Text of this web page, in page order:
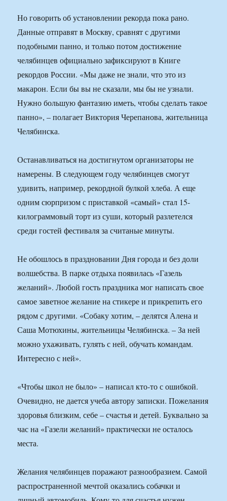
Но говорить об установлении рекорда пока рано.
Данные отправят в Москву, сравнят с другими
подобными панно, и только потом достижение
челябинцев официально зафиксируют в Книге
рекордов России. «Мы даже не знали, что это из
макарон. Если бы вы не сказали, мы бы не узнали.
Нужно большую фантазию иметь, чтобы сделать такое
панно», – полагает Виктория Черепанова, жительница
Челябинска.
Останавливаться на достигнутом организаторы не
намерены. В следующем году челябинцев смогут
удивить, например, рекордной булкой хлеба. А еще
одним сюрпризом с приставкой «самый» стал 15-
килограммовый торт из суши, который разлетелся
среди гостей фестиваля за считаные минуты.
Не обошлось в праздновании Дня города и без доли
волшебства. В парке отдыха появилась «Газель
желаний». Любой гость праздника мог написать свое
самое заветное желание на стикере и прикрепить его
рядом с другими. «Собаку хотим, – делятся Алена и
Саша Мотюхины, жительницы Челябинска. – За ней
можно ухаживать, гулять с ней, обучать командам.
Интересно с ней».
«Чтобы школ не было» – написал кто-то с ошибкой.
Очевидно, не дается учеба автору записки. Пожелания
здоровья близким, себе – счастья и детей. Буквально за
час на «Газели желаний» практически не осталось
места.
Желания челябинцев поражают разнообразием. Самой
распространенной мечтой оказались собачки и